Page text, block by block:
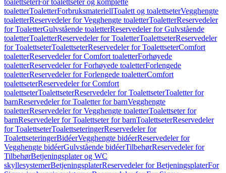
toalettseterFor toalettseter og komplette
toaletterToaletterForbruksmateriellToalett og toalettseterVegghengte
toaletterReservedeler for Vegghengte toaletterToaletterReservedeler
for ToaletterGulvstående toaletterReservedeler for Gulvstående
toaletterToaletterReservedeler for ToaletterToalettseterReservedeler
for ToalettseterToalettseterReservedeler for ToalettseterComfort
toaletterReservedeler for Comfort toaletterForhøyede
toaletterReservedeler for Forhøyede toaletterForlengede
toaletterReservedeler for Forlengede toaletterComfort
toalettseterReservedeler for Comfort
toalettseterToalettseterReservedeler for ToalettseterToaletter for
barnReservedeler for Toaletter for barnVegghengte
toaletterReservedeler for Vegghengte toaletterToalettseter for
barnReservedeler for Toalettseter for barnToalettseterReservedeler
for ToalettseterToalettseteringerReservedeler for
ToalettseteringerBidéerVegghengte bidéerReservedeler for
Vegghengte bidéerGulvstående bidéerTilbehørReservedeler for
TilbehørBetjeningsplater og WC
skyllesystemerBetjeningsplaterReservedeler for BetjeningsplaterFor